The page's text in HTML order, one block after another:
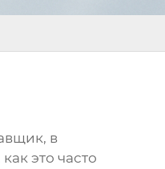
, в
это часто